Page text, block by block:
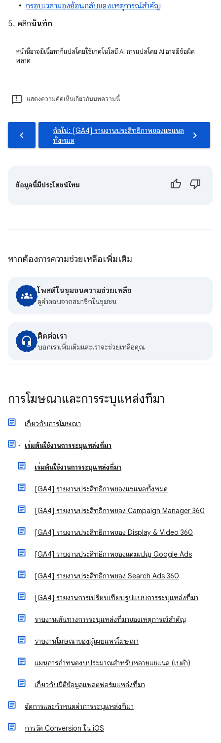
กรอบเวลามองย้อนกลับของเหตุการณ์สำคัญ
คลิกบันทึก
หน้านี้อาจมีเนื้อหาที่แปลโดยใช้เทคโนโลยี AI การแปลโดย AI อาจมีข้อผิด
พลาด
แสดงความคิดเห็นเกี่ยวกับบทความนี้
ถัดไป: [GA4] รายงานประสิทธิภาพของแชแนล
ทั้งหมด
ข้อมูลนี้มีประโยชน์ไหม
หากต้องการความช่วยเหลือเพิ่มเติม
โพสต์ในชุมชนความช่วยเหลือ
ดูคําตอบจากสมาชิกในชุมชน
ติดต่อเรา
บอกเราเพิ่มเติมและเราจะช่วยเหลือคุณ
การโฆษณาและการระบุแหล่งที่มา
เกี่ยวกับการโฆษณา
เริ่มต้นใช้งานการระบุแหล่งที่มา
เริ่มต้นใช้งานการระบุแหล่งที่มา
[GA4] รายงานประสิทธิภาพของแชแนลทั้งหมด
[GA4] รายงานประสิทธิภาพของ Campaign Manager 360
[GA4] รายงานประสิทธิภาพของ Display & Video 360
[GA4] รายงานประสิทธิภาพของแคมเปญ Google Ads
[GA4] รายงานประสิทธิภาพของ Search Ads 360
[GA4] รายงานการเปรียบเทียบรูปแบบการระบุแหล่งที่มา
รายงานเส้นทางการระบุแหล่งที่มาของเหตุการณ์สำคัญ
รายงานโฆษณาของผู้เผยแพร่โฆษณา
แผนการกำหนดงบประมาณสำหรับหลายแชแนล (เบต้า)
เกี่ยวกับมิติข้อมูลแพลตฟอร์มแหล่งที่มา
จัดการและกําหนดค่าการระบุแหล่งที่มา
การวัด Conversion ใน iOS